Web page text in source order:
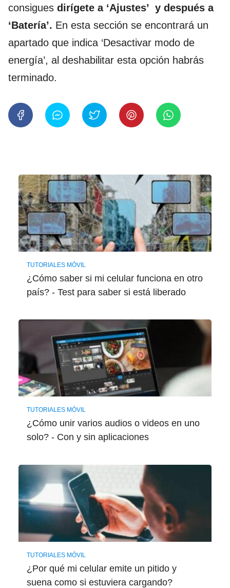
consigues dirígete a ‘Ajustes’ y después a
‘Batería’. En esta sección se encontrará un
apartado que indica ‘Desactivar modo de
energía’, al deshabilitar esta opción habrás
terminado.
TUTORIALES MÓVIL
¿Cómo saber si mi celular funciona en otro
país? - Test para saber si está liberado
TUTORIALES MÓVIL
¿Cómo unir varios audios o videos en uno
solo? - Con y sin aplicaciones
TUTORIALES MÓVIL
¿Por qué mi celular emite un pitido y
suena como si estuviera cargando?